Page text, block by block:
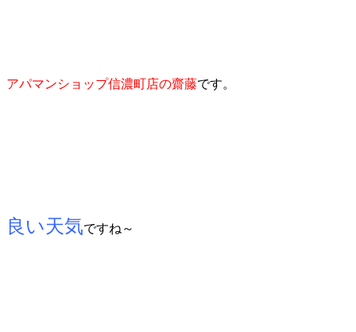
アパマンショップ信濃町店の齋藤です。
良い天気ですね～